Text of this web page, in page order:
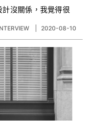
沒關係，我覺得很
2020-08-10